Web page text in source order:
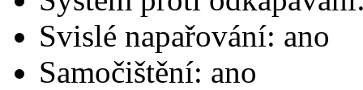
Svislé napařování: ano
Samočištění: ano